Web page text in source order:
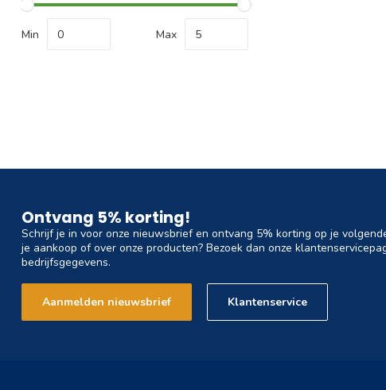
Min Max
Ontvang 5% korting!
Schrijf je in voor onze nieuwsbrief en ontvang 5% korting op je
je aankoop of over onze producten? Bezoek dan onze
bedrijfsgegevens.
Aanmelden nieuwsbrief Klantenservice